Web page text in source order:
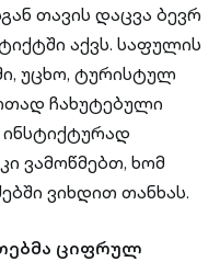
თავის დაცვა ბევრ
აქვს. საფულის
უცხო, ტურისტულ
ჩახუტებული
ვამოწმებთ, ხომ
ვიხდით თანხას.
ციფრულ